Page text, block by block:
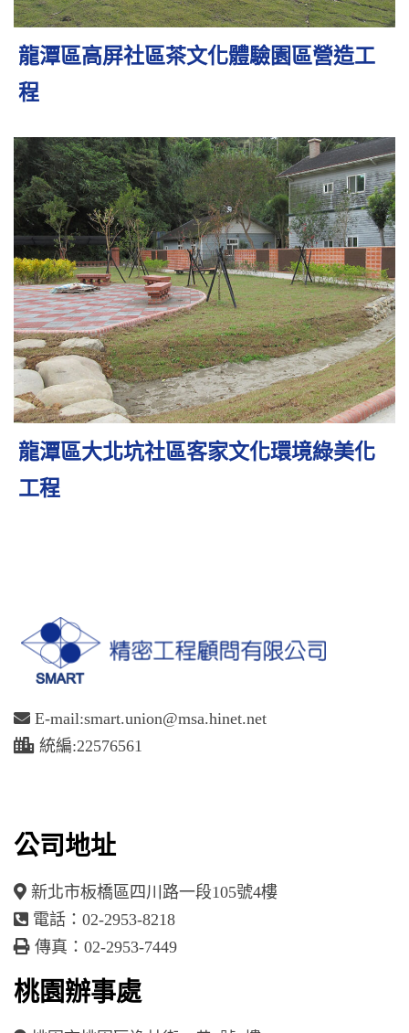
龍潭區高屏社區茶文化體驗園區營造工
程
龍潭區大北坑社區客家文化環境綠美化
工程
E-mail:smart.union@msa.hinet.net
統編:22576561
公司地址
新北市板橋區四川路一段105號4樓
電話：02-2953-8218
傳真：02-2953-7449
桃園辦事處